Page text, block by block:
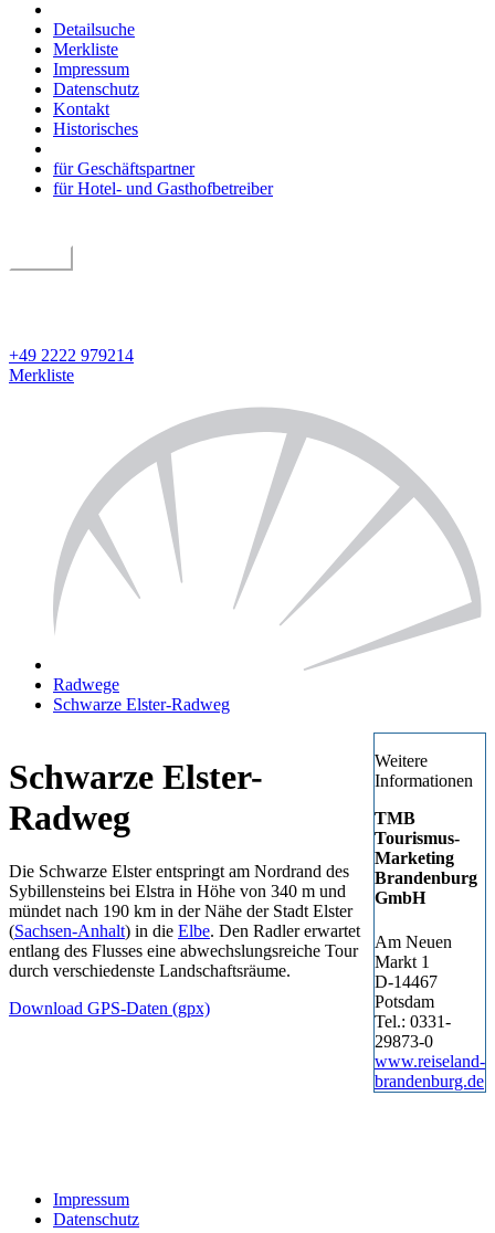
Detailsuche
Merkliste
Impressum
Datenschutz
Kontakt
Historisches
für Geschäftspartner
für Hotel- und Gasthofbetreiber
+49 2222 979214
Merkliste
Radwege
Schwarze Elster-Radweg
Weitere
Informationen
TMB
Tourismus-
Marketing
Brandenburg
GmbH
Am Neuen
Markt 1
D-14467
Potsdam
Tel.: 0331-
29873-0
www.reiseland-
brandenburg.de
Schwarze Elster-
Radweg
Die Schwarze Elster entspringt am Nordrand des
Sybillensteins bei Elstra in Höhe von 340 m und
mündet nach 190 km in der Nähe der Stadt Elster
(Sachsen-Anhalt) in die Elbe. Den Radler erwartet
entlang des Flusses eine abwechslungsreiche Tour
durch verschiedenste Landschaftsräume.
Download GPS-Daten (gpx)
Impressum
Datenschutz